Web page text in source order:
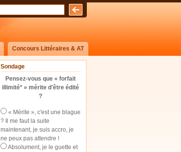
Concours Littéraires & AT
Sondage
Pensez-vous que « forfait
illimité* » mérite d'être édité
?
« Mérite », c'est une blague
? Il me faut la suite
maintenant, je suis accro, je
ne peux pas attendre !
Absolument, je le guette et